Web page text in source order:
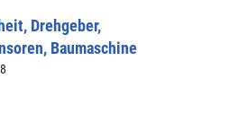
Drehgeber,
Baumaschine